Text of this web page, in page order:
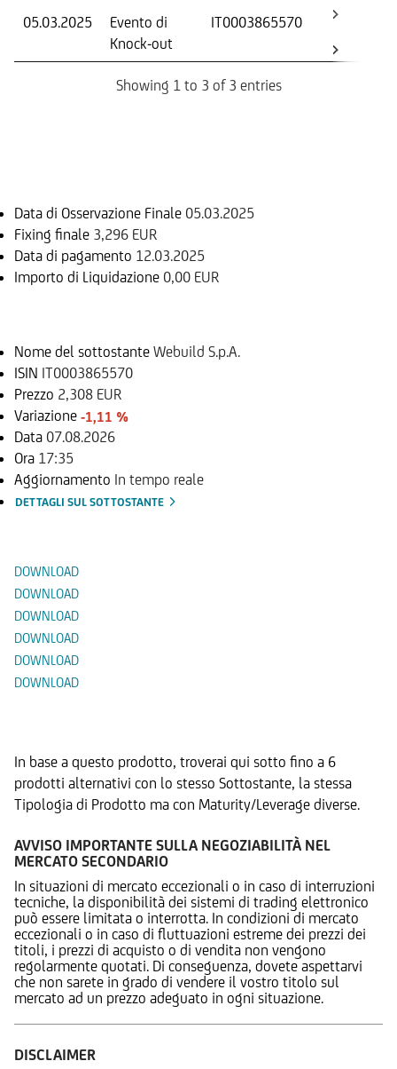
05.03.2025
Evento di
Knock-out
IT0003865570
Showing 1 to 3 of 3 entries
Data di Osservazione Finale 05.03.2025
Fixing finale 3,296 EUR
Data di pagamento 12.03.2025
Importo di Liquidazione 0,00 EUR
Nome del sottostante Webuild S.p.A.
ISIN IT0003865570
Prezzo 2,308 EUR
Variazione -1,11 %
Data 07.08.2026
Ora 17:35
Aggiornamento In tempo reale
DETTAGLI SUL SOTTOSTANTE
DOWNLOAD
DOWNLOAD
DOWNLOAD
DOWNLOAD
DOWNLOAD
DOWNLOAD
In base a questo prodotto, troverai qui sotto fino a 6
prodotti alternativi con lo stesso Sottostante, la stessa
Tipologia di Prodotto ma con Maturity/Leverage diverse.
AVVISO IMPORTANTE SULLA NEGOZIABILITÀ NEL
MERCATO SECONDARIO
In situazioni di mercato eccezionali o in caso di interruzioni
tecniche, la disponibilità dei sistemi di trading elettronico
può essere limitata o interrotta. In condizioni di mercato
eccezionali o in caso di fluttuazioni estreme dei prezzi dei
titoli, i prezzi di acquisto o di vendita non vengono
regolarmente quotati. Di conseguenza, dovete aspettarvi
che non sarete in grado di vendere il vostro titolo sul
mercato ad un prezzo adeguato in ogni situazione.
DISCLAIMER